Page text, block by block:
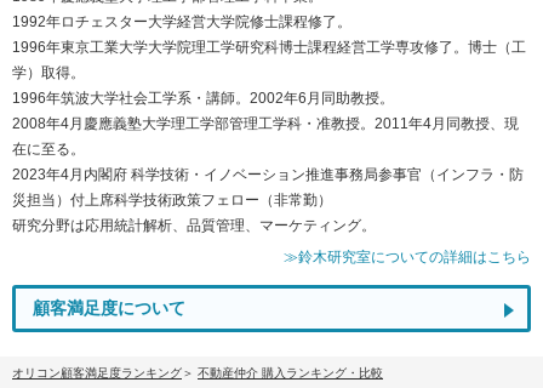
1992年ロチェスター大学経営大学院修士課程修了。
1996年東京工業大学大学院理工学研究科博士課程経営工学専攻修了。博士（工
学）取得。
1996年筑波大学社会工学系・講師。2002年6月同助教授。
2008年4月慶應義塾大学理工学部管理工学科・准教授。2011年4月同教授、現
在に至る。
2023年4月内閣府 科学技術・イノベーション推進事務局参事官（インフラ・防
災担当）付上席科学技術政策フェロー（非常勤）
研究分野は応用統計解析、品質管理、マーケティング。
≫鈴木研究室についての詳細はこちら
顧客満足度について
オリコン顧客満足度ランキング
不動産仲介 購入ランキング・比較